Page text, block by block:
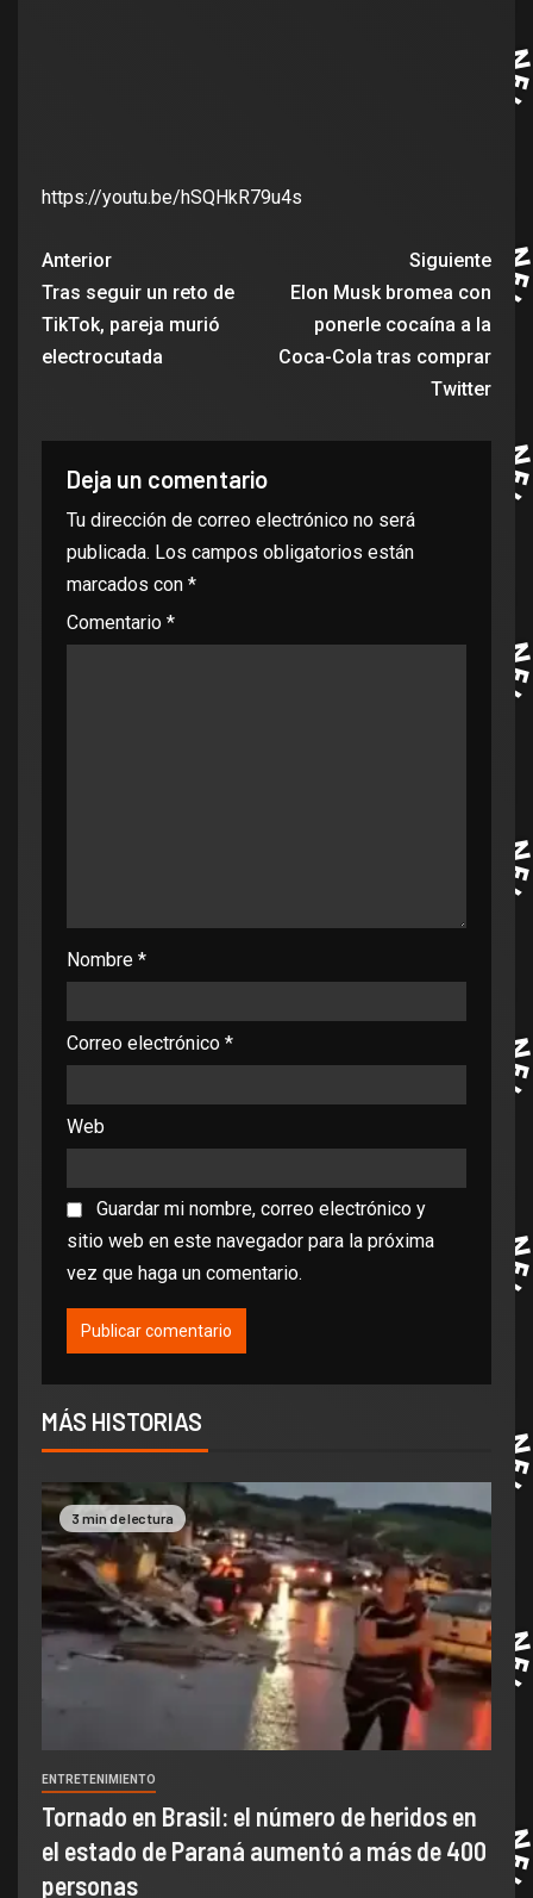
https://youtu.be/hSQHkR79u4s
Anterior
Tras seguir un reto de
TikTok, pareja murió
electrocutada
Siguiente
Elon Musk bromea con
ponerle cocaína a la
Coca-Cola tras comprar
Twitter
Deja un comentario
Tu dirección de correo electrónico no será
publicada. Los campos obligatorios están
marcados con *
Comentario *
Nombre *
Correo electrónico *
Web
Guardar mi nombre, correo electrónico y
sitio web en este navegador para la próxima
vez que haga un comentario.
MÁS HISTORIAS
3 min de lectura
ENTRETENIMIENTO
Tornado en Brasil: el número de heridos en
el estado de Paraná aumentó a más de 400
personas